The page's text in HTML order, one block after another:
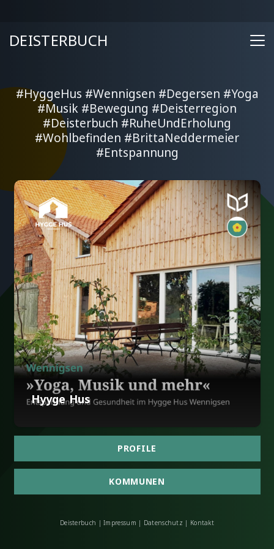
DEISTERBUCH
#HyggeHus #Wennigsen #Degersen #Yoga
#Musik #Bewegung #Deisterregion
#Deisterbuch #RuheUndErholung
#Wohlbefinden #BrittaNeddermeier
#Entspannung
Hyyge Hus
PROFILE
KOMMUNEN
Deisterbuch |Impressum | Datenschutz | Kontakt